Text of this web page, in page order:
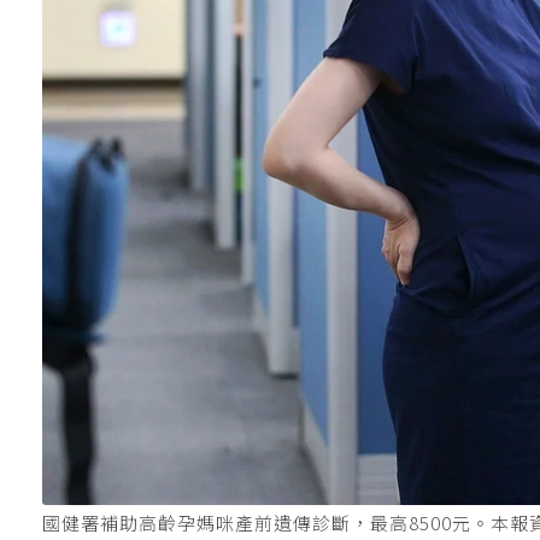
國健署補助高齡孕媽咪產前遺傳診斷，最高8500元。本報